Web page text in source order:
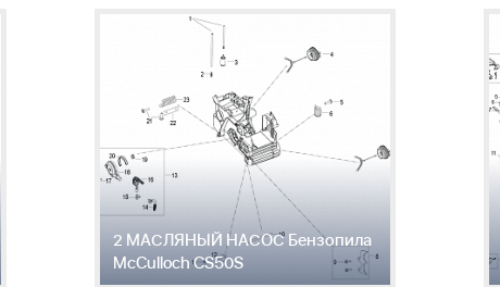
2 МАСЛЯНЫЙ НАСОС Бензопила
McCulloch CS50S